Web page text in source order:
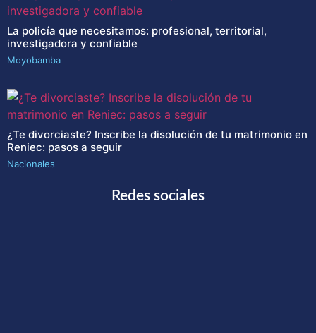
La policía que necesitamos: profesional, territorial,
investigadora y confiable
Moyobamba
¿Te divorciaste? Inscribe la disolución de tu matrimonio en
Reniec: pasos a seguir
Nacionales
Redes sociales